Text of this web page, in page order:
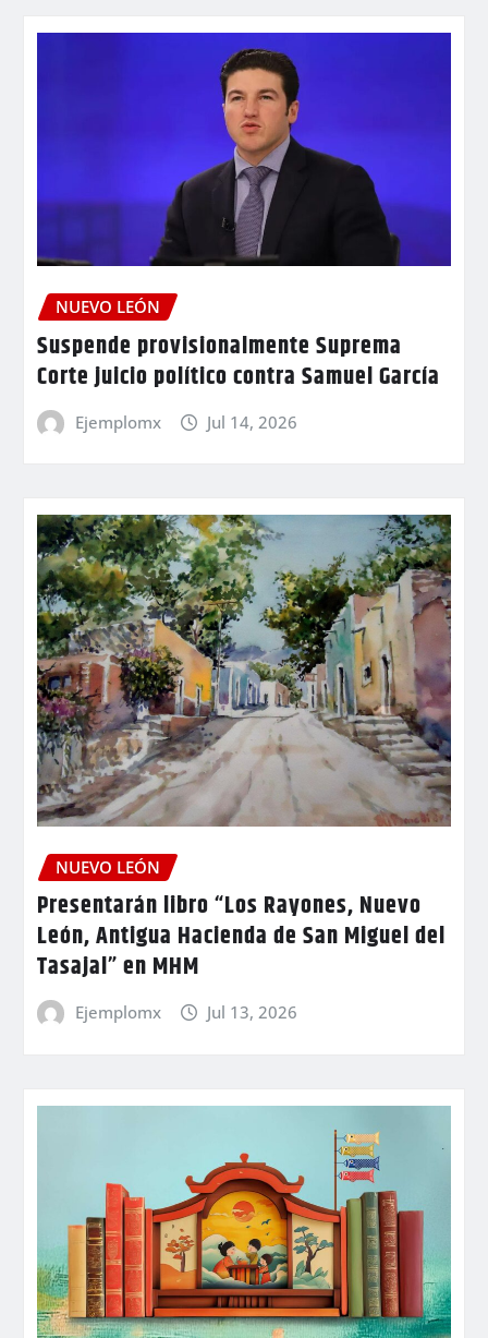
NUEVO LEÓN
Suspende provisionalmente Suprema
Corte juicio político contra Samuel García
Ejemplomx Jul 14, 2026
NUEVO LEÓN
Presentarán libro “Los Rayones, Nuevo
León, Antigua Hacienda de San Miguel del
Tasajal” en MHM
Ejemplomx Jul 13, 2026